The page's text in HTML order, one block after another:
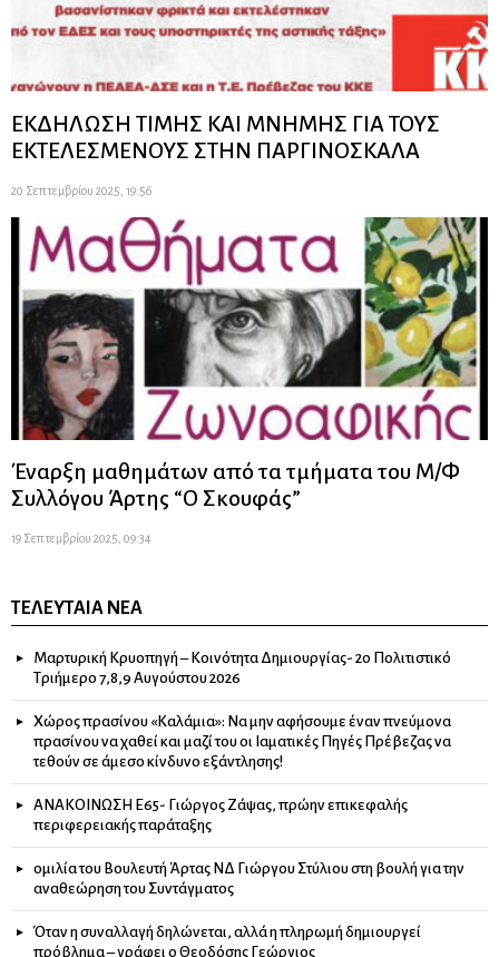
ΕΚΔΗΛΩΣΗ ΤΙΜΗΣ ΚΑΙ ΜΝΗΜΗΣ ΓΙΑ ΤΟΥΣ
ΕΚΤΕΛΕΣΜΕΝΟΥΣ ΣΤΗΝ ΠΑΡΓΙΝΟΣΚΑΛΑ
20 Σεπτεμβρίου 2025, 19:56
Έναρξη μαθημάτων από τα τμήματα του Μ/Φ
Συλλόγου Άρτης “Ο Σκουφάς”
19 Σεπτεμβρίου 2025, 09:34
ΤΕΛΕΥΤΑΊΑ ΝΈΑ
Μαρτυρική Κρυοπηγή – Κοινότητα Δημιουργίας- 2ο Πολιτιστικό
Τριήμερο 7,8,9 Αυγούστου 2026
Χώρος πρασίνου «Καλάμια»: Να μην αφήσουμε έναν πνεύμονα
πρασίνου να χαθεί και μαζί του οι Ιαματικές Πηγές Πρέβεζας να
τεθούν σε άμεσο κίνδυνο εξάντλησης!
ΑΝΑΚΟΙΝΩΣΗ Ε65- Γιώργος Ζάψας, πρώην επικεφαλής
περιφερειακής παράταξης
ομιλία του Βουλευτή Άρτας ΝΔ Γιώργου Στύλιου στη βουλή για την
αναθεώρηση του Συντάγματος
Όταν η συναλλαγή δηλώνεται, αλλά η πληρωμή δημιουργεί
πρόβλημα – γράφει ο Θεοδόσης Γεώργιος